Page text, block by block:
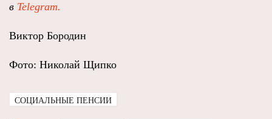
в Telegram.
Виктор Бородин
Фото: Николай Щипко
СОЦИАЛЬНЫЕ ПЕНСИИ